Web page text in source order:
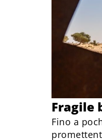
Fragile
Fino a